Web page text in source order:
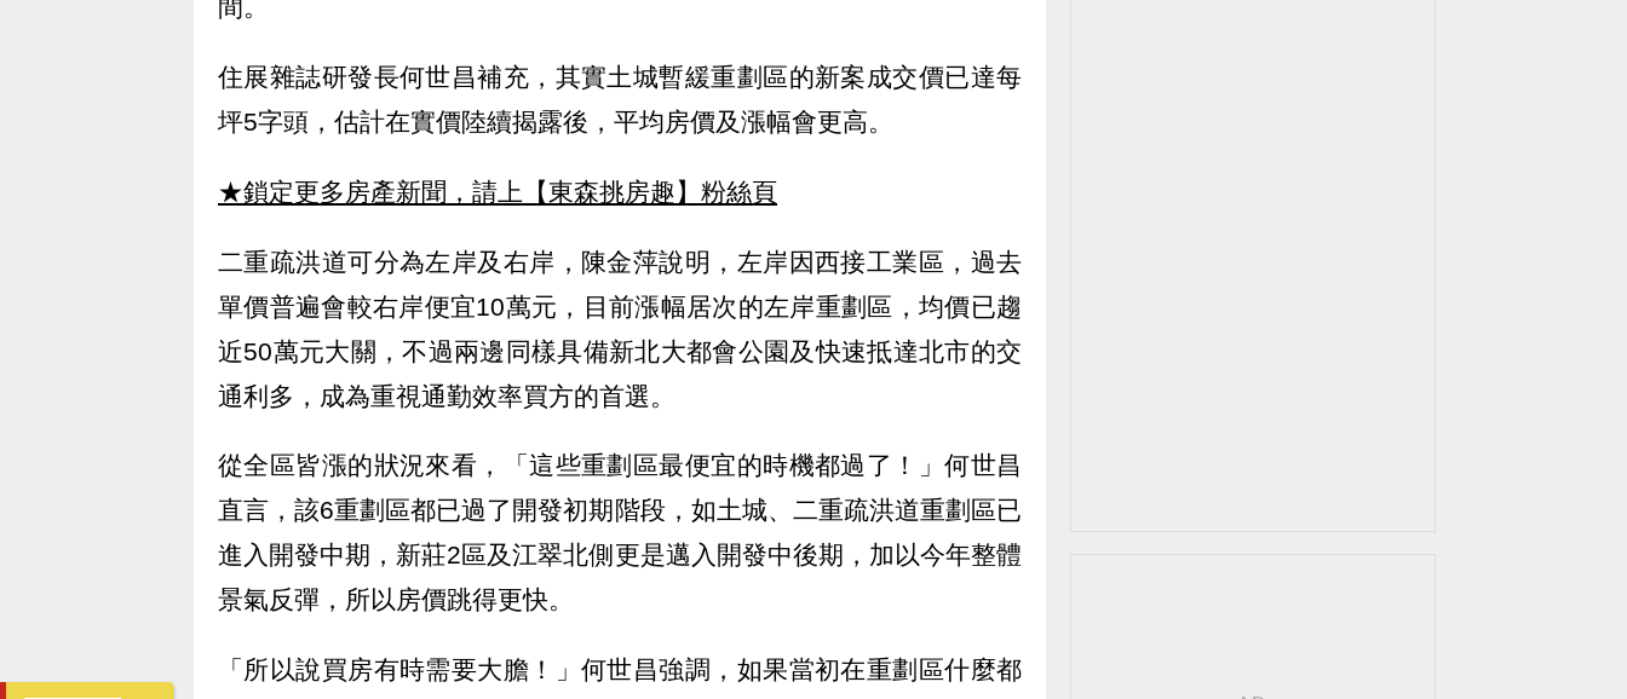
間。
住展雜誌研發長何世昌補充，其實土城暫緩重劃區的新案成交價已達每
坪5字頭，估計在實價陸續揭露後，平均房價及漲幅會更高。
★鎖定更多房產新聞，請上【東森挑房趣】粉絲頁
二重疏洪道可分為左岸及右岸，陳金萍說明，左岸因西接工業區，過去
單價普遍會較右岸便宜10萬元，目前漲幅居次的左岸重劃區，均價已趨
近50萬元大關，不過兩邊同樣具備新北大都會公園及快速抵達北市的交
通利多，成為重視通勤效率買方的首選。
從全區皆漲的狀況來看，「這些重劃區最便宜的時機都過了！」何世昌
直言，該6重劃區都已過了開發初期階段，如土城、二重疏洪道重劃區已
進入開發中期，新莊2區及江翠北側更是邁入開發中後期，加以今年整體
景氣反彈，所以房價跳得更快。
「所以說買房有時需要大膽！」何世昌強調，如果當初在重劃區什麼都